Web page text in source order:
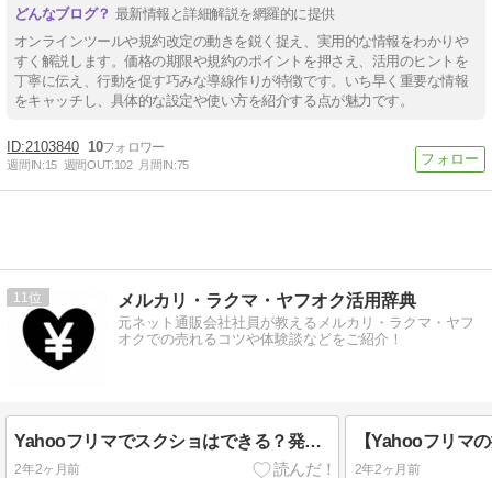
最新情報と詳細解説を網羅的に提供
オンラインツールや規約改定の動きを鋭く捉え、実用的な情報をわかりや
すく解説します。価格の期限や規約のポイントを押さえ、活用のヒントを
丁寧に伝え、行動を促す巧みな導線作りが特徴です。いち早く重要な情報
をキャッチし、具体的な設定や使い方を紹介する点が魅力です。
2103840 10
週間IN:15 週間OUT:102 月間IN:75
11 メルカリ・ラクマ・ヤフオク活用辞典
元ネット通販会社社員が教えるメルカリ・ラクマ・ヤフ
オクでの売れるコツや体験談などをご紹介！
Yahooフリマでスクショはできる？発送時のQRコードや商品ページの画像は残せる？
2年2ヶ月前 2年2ヶ月前